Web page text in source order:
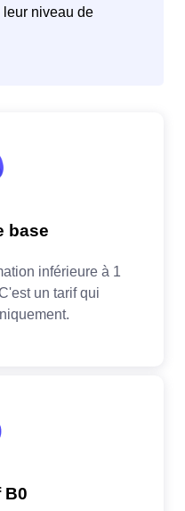
leur niveau de